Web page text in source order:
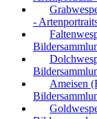
-
Ameisen